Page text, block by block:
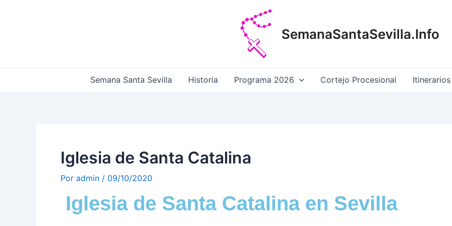
SemanaSantaSevilla.Info
Semana Santa Sevilla Historia Programa 2026 Cortejo Procesional Itinerarios
Iglesia de Santa Catalina
Por admin / 09/10/2020
Iglesia de Santa Catalina en Sevilla